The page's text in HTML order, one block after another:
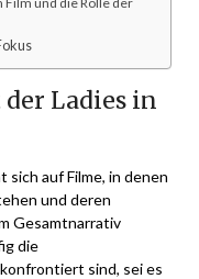
Ladies in
sich auf Filme, in denen
und deren
Gesamtnarrativ
die
sind, sei es